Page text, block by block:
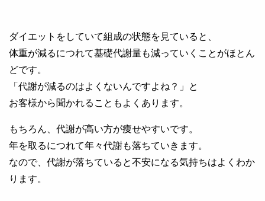
ダイエットをしていて組成の状態を見ていると、
体重が減るにつれて基礎代謝量も減っていくことがほとん
どです。
「代謝が減るのはよくないんですよね？」と
お客様から聞かれることもよくあります。
もちろん、代謝が高い方が痩せやすいです。
年を取るにつれて年々代謝も落ちていきます。
なので、代謝が落ちていると不安になる気持ちはよくわか
ります。